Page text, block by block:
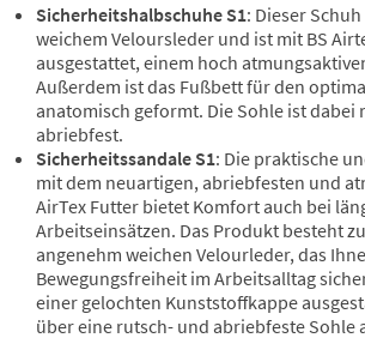
Sicherheitshalbschuhe S1: Dieser
weichem Veloursleder und ist mit BS
ausgestattet, einem hoch
Außerdem ist das Fußbett für den
anatomisch geformt. Die Sohle ist dabei
abriebfest.
Sicherheitssandale S1: Die praktische
mit dem neuartigen, abriebfesten und
AirTex Futter bietet Komfort auch bei
Arbeitseinsätzen. Das Produkt besteht
angenehm weichen Velourleder, das
Bewegungsfreiheit im Arbeitsalltag
einer gelochten Kunststoffkappe
über eine rutsch- und abriebfeste Sohle